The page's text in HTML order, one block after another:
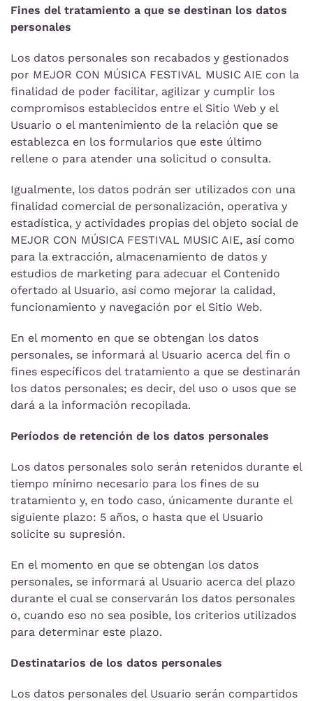
Fines del tratamiento a que se destinan los datos
personales
Los datos personales son recabados y gestionados
por MEJOR CON MÚSICA FESTIVAL MUSIC AIE con la
finalidad de poder facilitar, agilizar y cumplir los
compromisos establecidos entre el Sitio Web y el
Usuario o el mantenimiento de la relación que se
establezca en los formularios que este último
rellene o para atender una solicitud o consulta.
Igualmente, los datos podrán ser utilizados con una
finalidad comercial de personalización, operativa y
estadística, y actividades propias del objeto social de
MEJOR CON MÚSICA FESTIVAL MUSIC AIE, así como
para la extracción, almacenamiento de datos y
estudios de marketing para adecuar el Contenido
ofertado al Usuario, así como mejorar la calidad,
funcionamiento y navegación por el Sitio Web.
En el momento en que se obtengan los datos
personales, se informará al Usuario acerca del fin o
fines específicos del tratamiento a que se destinarán
los datos personales; es decir, del uso o usos que se
dará a la información recopilada.
Períodos de retención de los datos personales
Los datos personales solo serán retenidos durante el
tiempo mínimo necesario para los fines de su
tratamiento y, en todo caso, únicamente durante el
siguiente plazo: 5 años, o hasta que el Usuario
solicite su supresión.
En el momento en que se obtengan los datos
personales, se informará al Usuario acerca del plazo
durante el cual se conservarán los datos personales
o, cuando eso no sea posible, los criterios utilizados
para determinar este plazo.
Destinatarios de los datos personales
Los datos personales del Usuario serán compartidos